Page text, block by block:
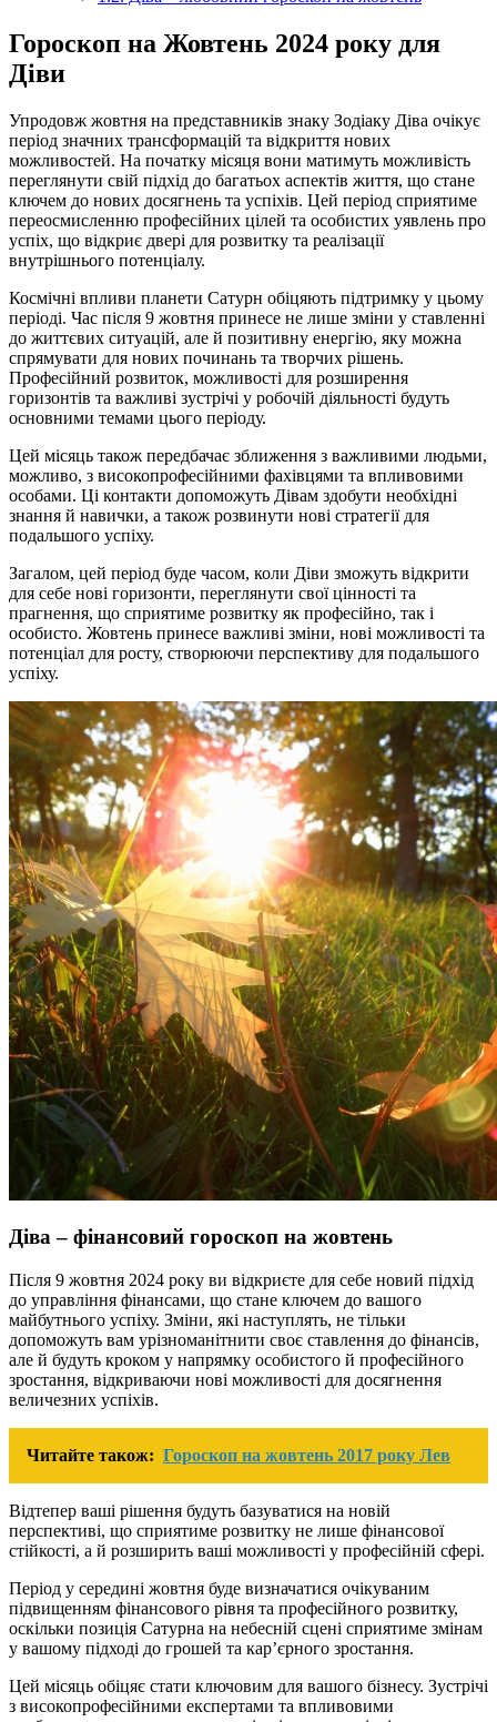
Гороскоп на Жовтень 2024 року для
Діви
Упродовж жовтня на представників знаку Зодіаку Діва очікує
період значних трансформацій та відкриття нових
можливостей. На початку місяця вони матимуть можливість
переглянути свій підхід до багатьох аспектів життя, що стане
ключем до нових досягнень та успіхів. Цей період сприятиме
переосмисленню професійних цілей та особистих уявлень про
успіх, що відкриє двері для розвитку та реалізації
внутрішнього потенціалу.
Космічні впливи планети Сатурн обіцяють підтримку у цьому
періоді. Час після 9 жовтня принесе не лише зміни у ставленні
до життєвих ситуацій, але й позитивну енергію, яку можна
спрямувати для нових починань та творчих рішень.
Професійний розвиток, можливості для розширення
горизонтів та важливі зустрічі у робочій діяльності будуть
основними темами цього періоду.
Цей місяць також передбачає зближення з важливими людьми,
можливо, з високопрофесійними фахівцями та впливовими
особами. Ці контакти допоможуть Дівам здобути необхідні
знання й навички, а також розвинути нові стратегії для
подальшого успіху.
Загалом, цей період буде часом, коли Діви зможуть відкрити
для себе нові горизонти, переглянути свої цінності та
прагнення, що сприятиме розвитку як професійно, так і
особисто. Жовтень принесе важливі зміни, нові можливості та
потенціал для росту, створюючи перспективу для подальшого
успіху.
Діва – фінансовий гороскоп на жовтень
Після 9 жовтня 2024 року ви відкриєте для себе новий підхід
до управління фінансами, що стане ключем до вашого
майбутнього успіху. Зміни, які наступлять, не тільки
допоможуть вам урізноманітнити своє ставлення до фінансів,
але й будуть кроком у напрямку особистого й професійного
зростання, відкриваючи нові можливості для досягнення
величезних успіхів.
Читайте також: Гороскоп на жовтень 2017 року Лев
Відтепер ваші рішення будуть базуватися на новій
перспективі, що сприятиме розвитку не лише фінансової
стійкості, а й розширить ваші можливості у професійній сфері.
Період у середині жовтня буде визначатися очікуваним
підвищенням фінансового рівня та професійного розвитку,
оскільки позиція Сатурна на небесній сцені сприятиме змінам
у вашому підході до грошей та кар’єрного зростання.
Цей місяць обіцяє стати ключовим для вашого бізнесу. Зустрічі
з високопрофесійними експертами та впливовими